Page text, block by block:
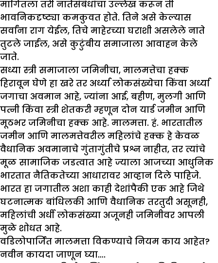
मागितला तरी नातेसंबंधांचा उल्लेख करून ती
भावनिकदृष्ट्या कमकुवत होते. तिने असे केल्यास
सर्वांना राग येईल, तिचे माहेरच्या घराशी असलेले नाते
तुटले जाईल, असे कुटुंबीय समाजाला आवाहन केले
जाते.
सध्या स्त्री समाजाला जमिनीचा, मालमत्तेचा हक्क
हिरावून घेणे हा खरे तर अर्ध्या लोकसंख्येचा किंवा अर्ध्या
जगाचा अवमान आहे, ज्यांना आई, बहीण, मुलगी आणि
पत्नी किंवा स्त्री शेतकरी म्हणून दोन यार्ड जमीन आणि
मूठभर जमिनीचा हक्क आहे. मालमत्ता. हं. भारतातील
जमीन आणि मालमत्तेवरील महिलांचे हक्क हे केवळ
वैधानिक अवमानाचे गुंतागुंतीचे प्रश्न नाहीत, तर त्यांचे
मूळ सामाजिक जडत्वात आहे ज्याला आजच्या आधुनिक
भारतात नैतिकतेच्या आधारावर आव्हान दिले पाहिजे.
भारत हा जगातील अशा काही देशांपैकी एक आहे जिथे
घटनात्मक बांधिलकी आणि वैधानिक तरतुदी असूनही,
महिलांची अर्धी लोकसंख्या अजूनही जमिनीवर आपली
मुळे शोधत आहे.
वडिलोपार्जित मालमत्ता विकण्याचे नियम काय आहेत?
नवीन कायदा जाणून घ्या….